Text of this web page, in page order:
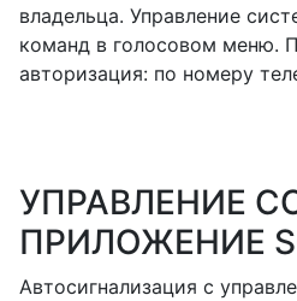
владельца. Управление
команд в голосовом меню.
авторизация: по номеру
УПРАВЛЕНИЕ
ПРИЛОЖЕНИЕ
Автосигнализация с